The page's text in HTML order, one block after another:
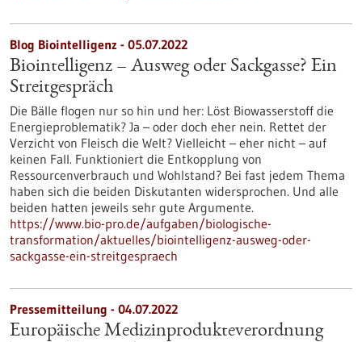
Blog Biointelligenz - 05.07.2022
Biointelligenz – Ausweg oder Sackgasse? Ein
Streitgespräch
Die Bälle flogen nur so hin und her: Löst Biowasserstoff die
Energieproblematik? Ja – oder doch eher nein. Rettet der
Verzicht von Fleisch die Welt? Vielleicht – eher nicht – auf
keinen Fall. Funktioniert die Entkopplung von
Ressourcenverbrauch und Wohlstand? Bei fast jedem Thema
haben sich die beiden Diskutanten widersprochen. Und alle
beiden hatten jeweils sehr gute Argumente.
https://www.bio-pro.de/aufgaben/biologische-
transformation/aktuelles/biointelligenz-ausweg-oder-
sackgasse-ein-streitgespraech
Pressemitteilung - 04.07.2022
Europäische Medizinprodukteverordnung